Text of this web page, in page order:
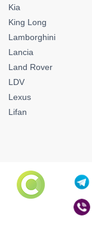
Російський
🇷🇺 🚢
Kia
King Long
Lamborghini
Lancia
Land Rover
LDV
Lexus
Lifan